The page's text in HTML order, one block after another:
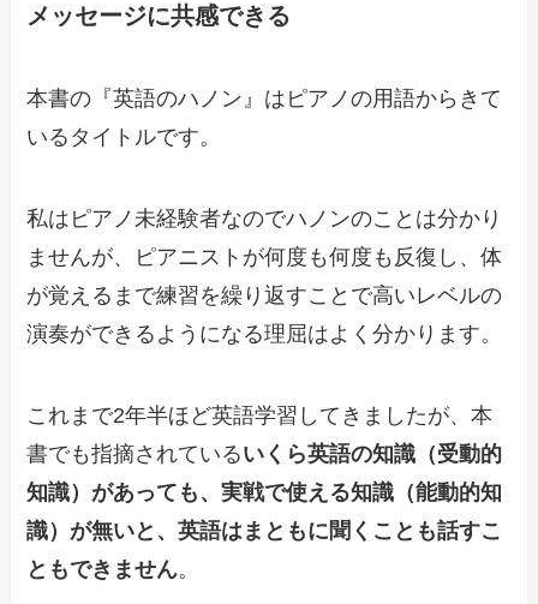
メッセージに共感できる
本書の『英語のハノン』はピアノの用語からきて
いるタイトルです。
私はピアノ未経験者なのでハノンのことは分かり
ませんが、ピアニストが何度も何度も反復し、体
が覚えるまで練習を繰り返すことで高いレベルの
演奏ができるようになる理屈はよく分かります。
これまで2年半ほど英語学習してきましたが、本
書でも指摘されているいくら英語の知識（受動的
知識）があっても、実戦で使える知識（能動的知
識）が無いと、英語はまともに聞くことも話すこ
ともできません。